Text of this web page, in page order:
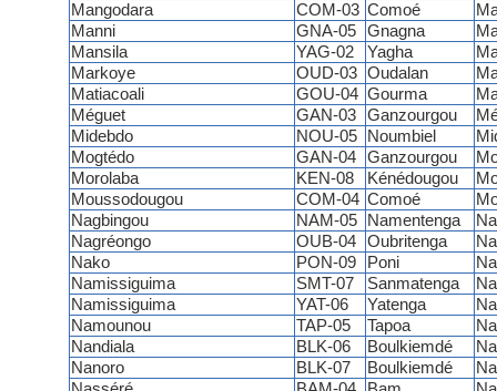
Mangodara
COM-03 Comoé
Manni
GNA-05 Gnagna
Mansila
YAG-02 Yagha
Markoye
OUD-03 Oudalan
Matiacoali
GOU-04 Gourma
Méguet
GAN-03 Ganzourgou
Midebdo
NOU-05 Noumbiel
Mogtédo
GAN-04 Ganzourgou
Morolaba
KEN-08 Kénédougou
Moussodougou
COM-04 Comoé
Nagbingou
NAM-05 Namentenga
Nagréongo
OUB-04 Oubritenga
Nako
PON-09 Poni
Namissiguima
SMT-07 Sanmatenga
Namissiguima
YAT-06 Yatenga
Namounou
TAP-05 Tapoa
Nandiala
BLK-06 Boulkiemdé
Nanoro
BLK-07 Boulkiemdé